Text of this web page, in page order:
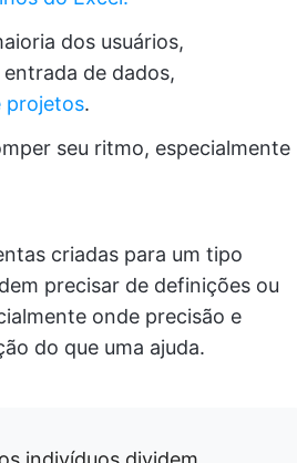
dos usuários,
de dados,
projetos.
seu ritmo, especialmente
criadas para um tipo
precisar de definições ou
onde precisão e
do que uma ajuda.